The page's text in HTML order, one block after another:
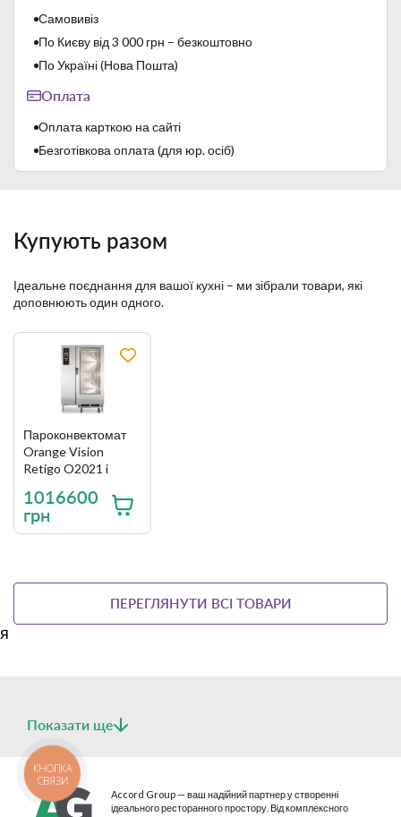
Самовивіз
По Києву від 3 000 грн – безкоштовно
По Україні (Нова Пошта)
Оплата
Оплата карткою на сайті
Безготівкова оплата (для юр. осіб)
Купують разом
Ідеальне поєднання для вашої кухні – ми зібрали товари, які
доповнюють один одного.
Пароконвектомат
Orange Vision
Retigo O2021 i
1016600
грн
ПЕРЕГЛЯНУТИ ВСІ ТОВАРИ
я
Показати ще
Accord Group — ваш надійний партнер у створенні
ідеального ресторанного простору. Від комплексного
КНОПКА
СВЯЗИ